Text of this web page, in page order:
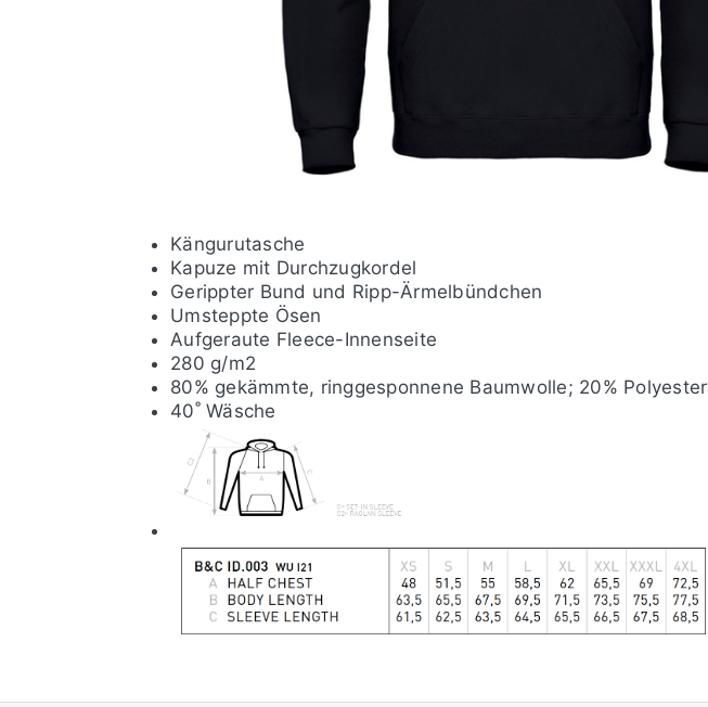
Kängurutasche
Kapuze mit Durchzugkordel
Gerippter Bund und Ripp-Ärmelbündchen
Umsteppte Ösen
Aufgeraute Fleece-Innenseite
280 g/m2
80% gekämmte, ringgesponnene Baumwolle; 20% Polyester
40˚ Wäsche